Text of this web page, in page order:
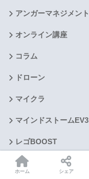
アンガーマネジメント
オンライン講座
コラム
ドローン
マイクラ
マインドストームEV3
レゴBOOST
レゴSPIKEプライム
ホーム シェア